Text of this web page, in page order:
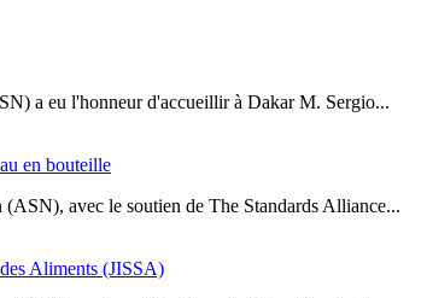
a eu l'honneur d'accueillir à Dakar M. Sergio...
en bouteille
avec le soutien de The Standards Alliance...
Aliments (JISSA)